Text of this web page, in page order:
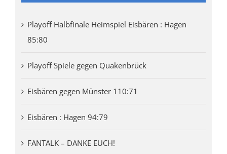
Playoff Halbfinale Heimspiel Eisbären : Hagen
85:80
Playoff Spiele gegen Quakenbrück
Eisbären gegen Münster 110:71
Eisbären : Hagen 94:79
FANTALK – DANKE EUCH!